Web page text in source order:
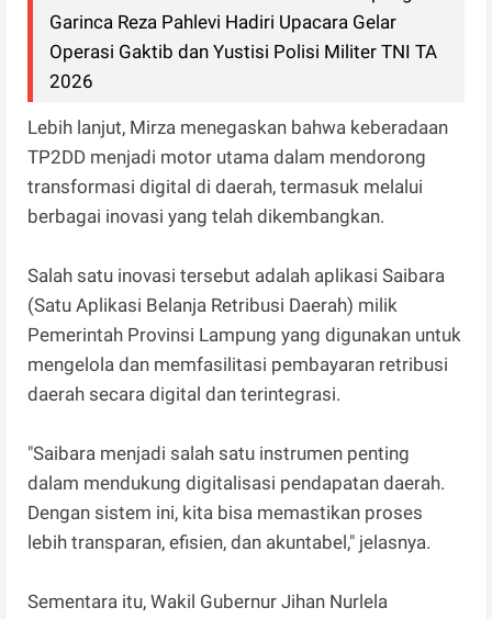
Garinca Reza Pahlevi Hadiri Upacara Gelar
Operasi Gaktib dan Yustisi Polisi Militer TNI TA
2026
Lebih lanjut, Mirza menegaskan bahwa keberadaan
TP2DD menjadi motor utama dalam mendorong
transformasi digital di daerah, termasuk melalui
berbagai inovasi yang telah dikembangkan.
Salah satu inovasi tersebut adalah aplikasi Saibara
(Satu Aplikasi Belanja Retribusi Daerah) milik
Pemerintah Provinsi Lampung yang digunakan untuk
mengelola dan memfasilitasi pembayaran retribusi
daerah secara digital dan terintegrasi.
"Saibara menjadi salah satu instrumen penting
dalam mendukung digitalisasi pendapatan daerah.
Dengan sistem ini, kita bisa memastikan proses
lebih transparan, efisien, dan akuntabel," jelasnya.
Sementara itu, Wakil Gubernur Jihan Nurlela